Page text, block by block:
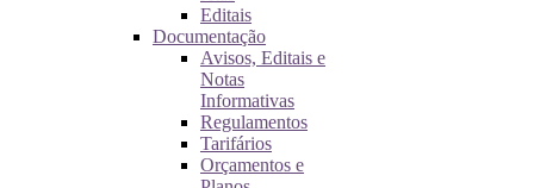
Editais
Documentação
Avisos, Editais e
Notas
Informativas
Regulamentos
Tarifários
Orçamentos e